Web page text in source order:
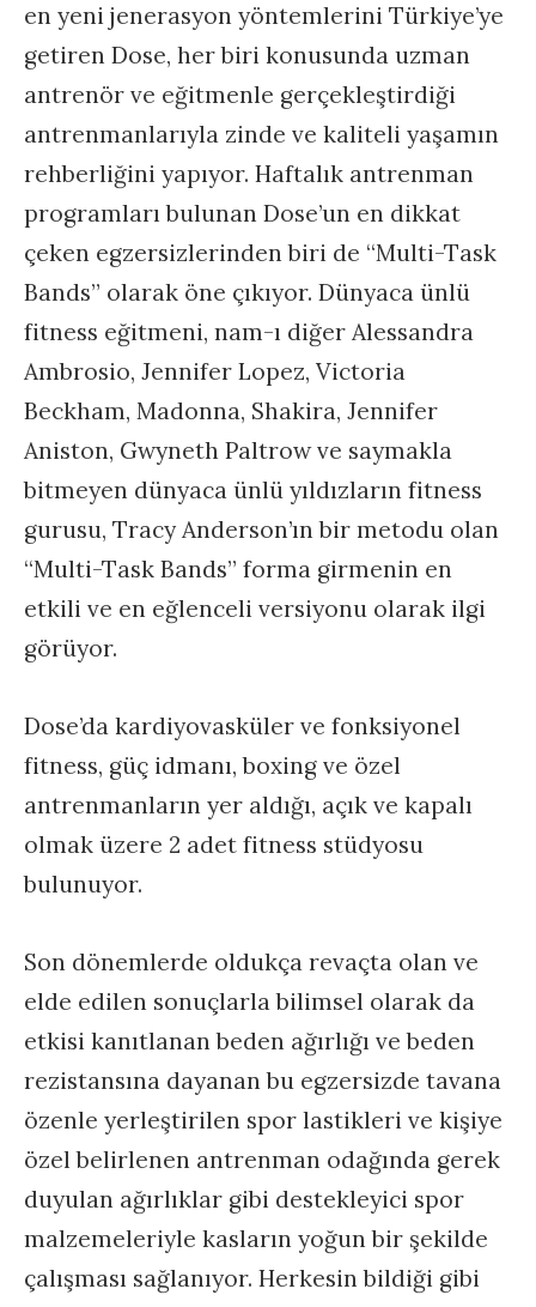
en yeni jenerasyon yöntemlerini Türkiye’ye
getiren Dose, her biri konusunda uzman
antrenör ve eğitmenle gerçekleştirdiği
antrenmanlarıyla zinde ve kaliteli yaşamın
rehberliğini yapıyor. Haftalık antrenman
programları bulunan Dose’un en dikkat
çeken egzersizlerinden biri de “Multi-Task
Bands” olarak öne çıkıyor. Dünyaca ünlü
fitness eğitmeni, nam-ı diğer Alessandra
Ambrosio, Jennifer Lopez, Victoria
Beckham, Madonna, Shakira, Jennifer
Aniston, Gwyneth Paltrow ve saymakla
bitmeyen dünyaca ünlü yıldızların fitness
gurusu, Tracy Anderson’ın bir metodu olan
“Multi-Task Bands” forma girmenin en
etkili ve en eğlenceli versiyonu olarak ilgi
görüyor.
Dose’da kardiyovasküler ve fonksiyonel
fitness, güç idmanı, boxing ve özel
antrenmanların yer aldığı, açık ve kapalı
olmak üzere 2 adet fitness stüdyosu
bulunuyor.
Son dönemlerde oldukça revaçta olan ve
elde edilen sonuçlarla bilimsel olarak da
etkisi kanıtlanan beden ağırlığı ve beden
rezistansına dayanan bu egzersizde tavana
özenle yerleştirilen spor lastikleri ve kişiye
özel belirlenen antrenman odağında gerek
duyulan ağırlıklar gibi destekleyici spor
malzemeleriyle kasların yoğun bir şekilde
çalışması sağlanıyor. Herkesin bildiği gibi